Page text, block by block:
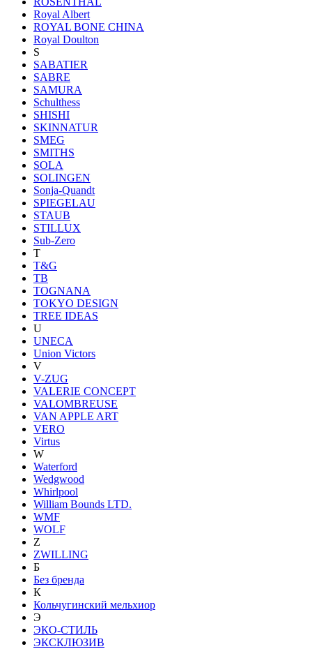
Royal Albert
ROYAL BONE CHINA
Royal Doulton
S
SABATIER
SABRE
SAMURA
Schulthess
SHISHI
SKINNATUR
SMEG
SMITHS
SOLA
SOLINGEN
Sonja-Quandt
SPIEGELAU
STAUB
STILLUX
Sub-Zero
T
T&G
TB
TOGNANA
TOKYO DESIGN
TREE IDEAS
U
UNECA
Union Victors
V
V-ZUG
VALERIE CONCEPT
VALOMBREUSE
VAN APPLE ART
VERO
Virtus
W
Waterford
Wedgwood
Whirlpool
William Bounds LTD.
WMF
WOLF
Z
ZWILLING
Б
Без бренда
К
Кольчугинский мельхиор
Э
ЭКО-СТИЛЬ
ЭКСКЛЮЗИВ